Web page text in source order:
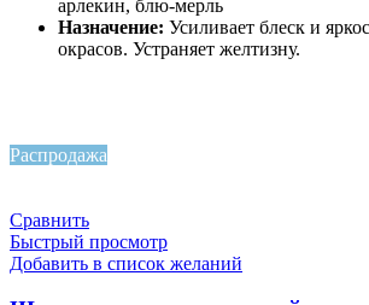
арлекин, блю-мерль
Назначение: Усиливает блеск и
окрасов. Устраняет желтизну.
Распродажа
Сравнить
Быстрый просмотр
Добавить в список желаний